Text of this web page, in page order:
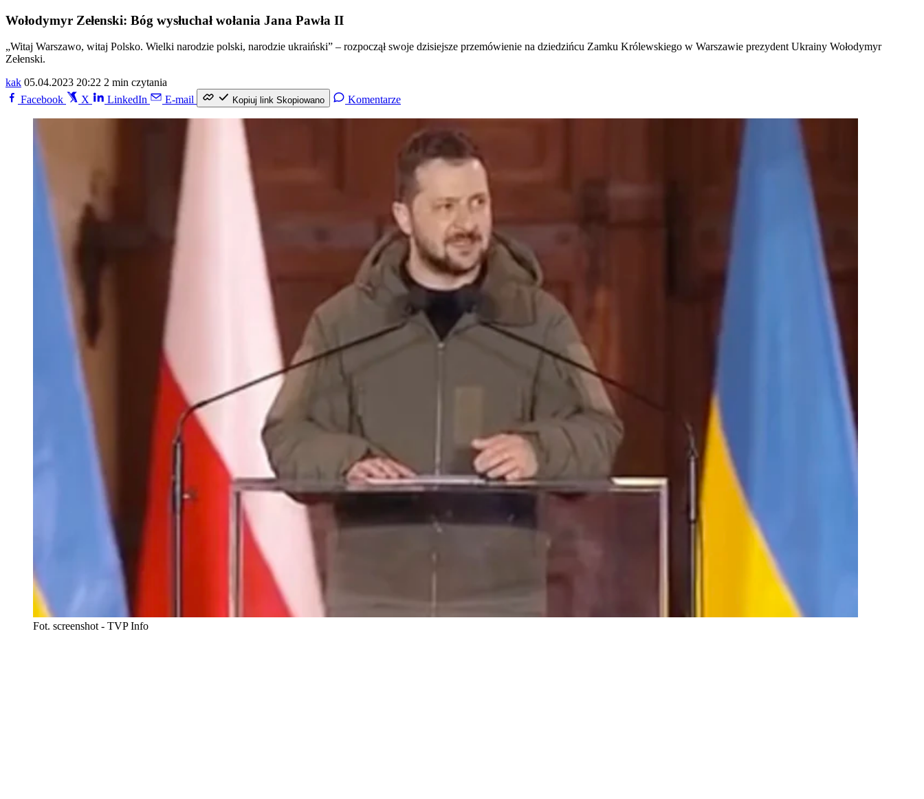
Wołodymyr Zełenski: Bóg wysłuchał wołania Jana Pawła II
„Witaj Warszawo, witaj Polsko. Wielki narodzie polski, narodzie ukraiński” – rozpoczął swoje dzisiejsze przemówienie na dziedzińcu Zamku Królewskiego w Warszawie prezydent Ukrainy Wołodymyr
Zełenski.
kak 05.04.2023 20:22 2 min czytania
Facebook
X LinkedIn E-mail Kopiuj link Skopiowano Komentarze
Fot. screenshot - TVP Info